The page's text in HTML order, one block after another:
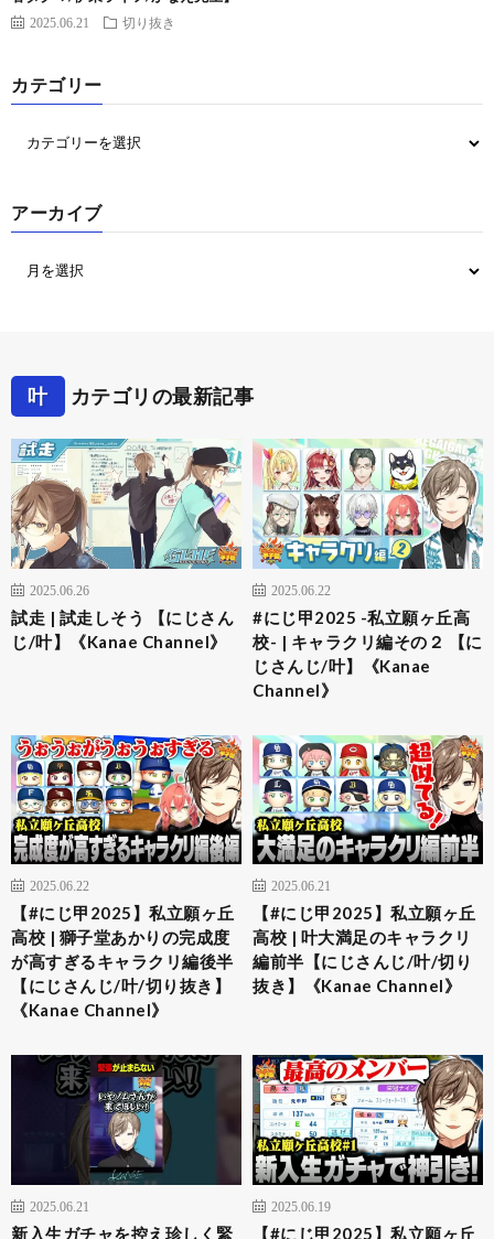
2025.06.21 切り抜き
カテゴリー
アーカイブ
叶 カテゴリの最新記事
2025.06.26
試走 | 試走しそう 【にじさん
じ/叶】《Kanae Channel》
2025.06.22
#にじ甲2025 -私立願ヶ丘高
校- | キャラクリ編その２ 【に
じさんじ/叶】《Kanae
Channel》
2025.06.22
【#にじ甲2025】私立願ヶ丘
高校 | 獅子堂あかりの完成度
が高すぎるキャラクリ編後半
【にじさんじ/叶/切り抜き】
《Kanae Channel》
2025.06.21
【#にじ甲2025】私立願ヶ丘
高校 | 叶大満足のキャラクリ
編前半【にじさんじ/叶/切り
抜き】《Kanae Channel》
2025.06.21
新入生ガチャを控え珍しく緊
2025.06.19
【#にじ甲2025】私立願ヶ丘